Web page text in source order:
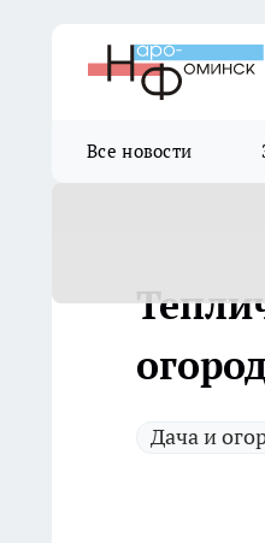
Все новости
Дача и